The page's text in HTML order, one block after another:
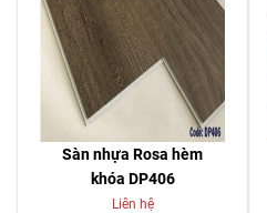
Sàn nhựa Rosa hèm
khóa DP406
Liên hệ